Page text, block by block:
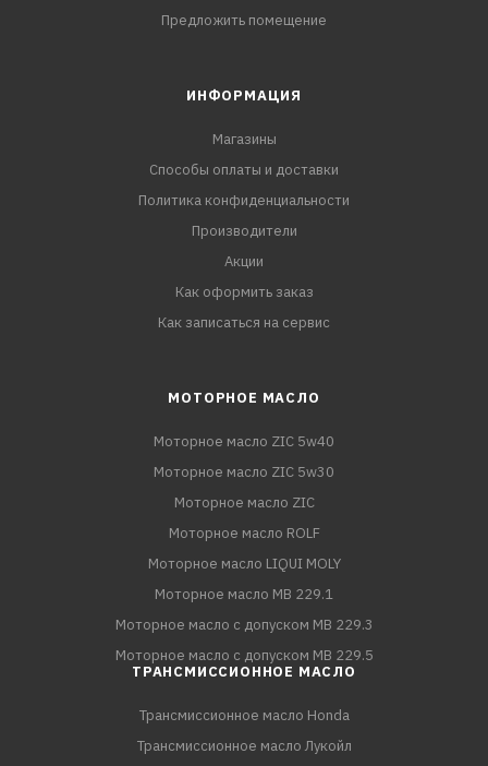
Предложить помещение
ИНФОРМАЦИЯ
Магазины
Способы оплаты и доставки
Политика конфиденциальности
Производители
Акции
Как оформить заказ
Как записаться на сервис
МОТОРНОЕ МАСЛО
Моторное масло ZIC 5w40
Моторное масло ZIC 5w30
Моторное масло ZIC
Моторное масло ROLF
Моторное масло LIQUI MOLY
Моторное масло MB 229.1
Моторное масло с допуском MB 229.3
Моторное масло с допуском MB 229.5
ТРАНСМИССИОННОЕ МАСЛО
Трансмиссионное масло Honda
Трансмиссионное масло Лукойл